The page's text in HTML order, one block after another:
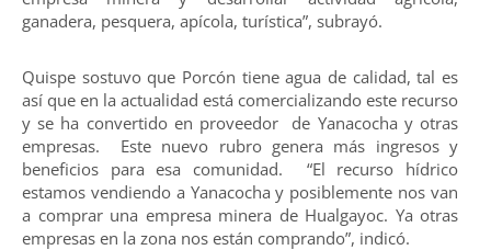
ganadera, pesquera, apícola, turística”, subrayó.
Quispe sostuvo que Porcón tiene agua de calidad, tal es
así que en la actualidad está comercializando este recurso
y se ha convertido en proveedor de Yanacocha y otras
empresas. Este nuevo rubro genera más ingresos y
beneficios para esa comunidad. “El recurso hídrico
estamos vendiendo a Yanacocha y posiblemente nos van
a comprar una empresa minera de Hualgayoc. Ya otras
empresas en la zona nos están comprando”, indicó.